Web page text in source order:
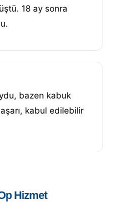
18 ay sonra
bazen kabuk
kabul edilebilir
Hizmet